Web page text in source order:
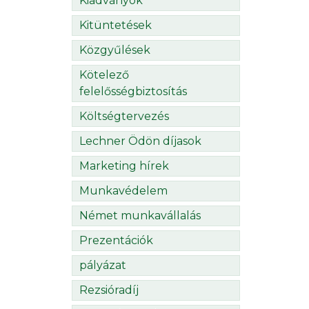
Kitüntetések
Közgyűlések
Kötelező
felelősségbiztosítás
Költségtervezés
Lechner Ödön díjasok
Marketing hírek
Munkavédelem
Német munkavállalás
Prezentációk
pályázat
Rezsióradíj